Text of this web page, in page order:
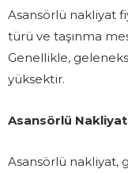
Asansörlü nakliyat
türü ve taşınma
Genellikle,
yüksektir.
Asansörlü
Asansörlü nakliyat,